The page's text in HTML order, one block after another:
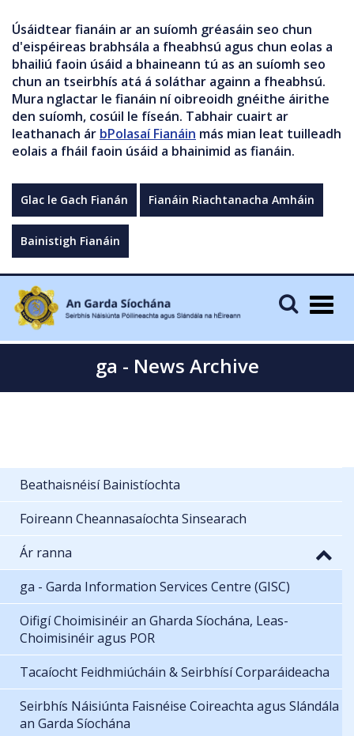
Úsáidtear fianáin ar an suíomh gréasáin seo chun
d'eispéireas brabhsála a fheabhsú agus chun eolas a
bhailiú faoin úsáid a bhaineann tú as an suíomh seo
chun an tseirbhís atá á soláthar againn a fheabhsú.
Mura nglactar le fianáin ní oibreoidh gnéithe áirithe
den suíomh, cosúil le físeán. Tabhair cuairt ar
leathanach ár bPolasaí Fianáin más mian leat tuilleadh
eolais a fháil faoin úsáid a bhainimid as fianáin.
Glac le Gach Fianán Fianáin Riachtanacha Amháin
Bainistigh Fianáin
ga - News Archive
Beathaisnéisí Bainistíochta
Foireann Cheannasaíochta Sinsearach
Ár ranna
ga - Garda Information Services Centre (GISC)
Oifigí Choimisinéir an Gharda Síochána, Leas-
Choimisinéir agus POR
Tacaíocht Feidhmiúcháin & Seirbhísí Corparáideacha
Seirbhís Náisiúnta Faisnéise Coireachta agus Slándála
an Garda Síochána